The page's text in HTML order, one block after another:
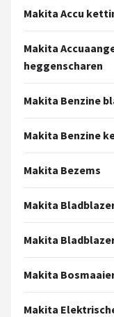
WORX
Einhell
Synx Tools
Fiskars
Alle merken →
Makita Accu
Makita
heggenscharen
Makita Benzine
Makita Benzine
Makita Bezems
Makita
Makita
Makita
Makita